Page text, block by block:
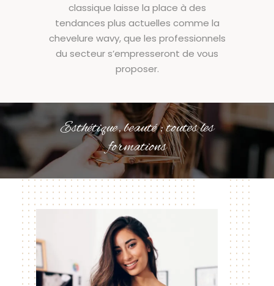
classique laisse la place à des
tendances plus actuelles comme la
chevelure wavy, que les professionnels
du secteur s’empresseront de vous
proposer.
Esthétique, beauté : toutes les
formations